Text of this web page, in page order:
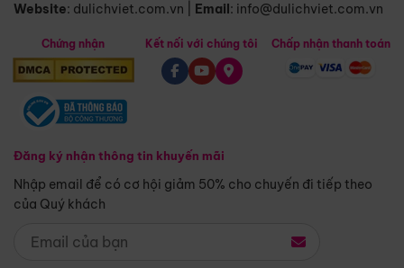
Website: dulichviet.com.vn Email: info@dulichviet.com.vn
Chứng nhận
Đăng ký nhận thông tin khuyến mãi
Nhập email để có cơ hội giảm 50% cho chuyến đi tiếp theo
của Quý khách
Kết nối với chúng tôi Chấp nhận thanh toán